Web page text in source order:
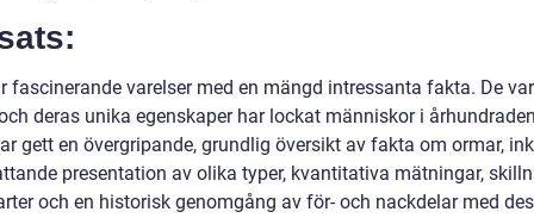
fascinerande varelser med en mängd intressanta fakta. De
deras unika egenskaper har lockat människor i
gett en övergripande, grundlig översikt av fakta om ormar,
presentation av olika typer, kvantitativa mätningar,
och en historisk genomgång av för- och nackdelar med